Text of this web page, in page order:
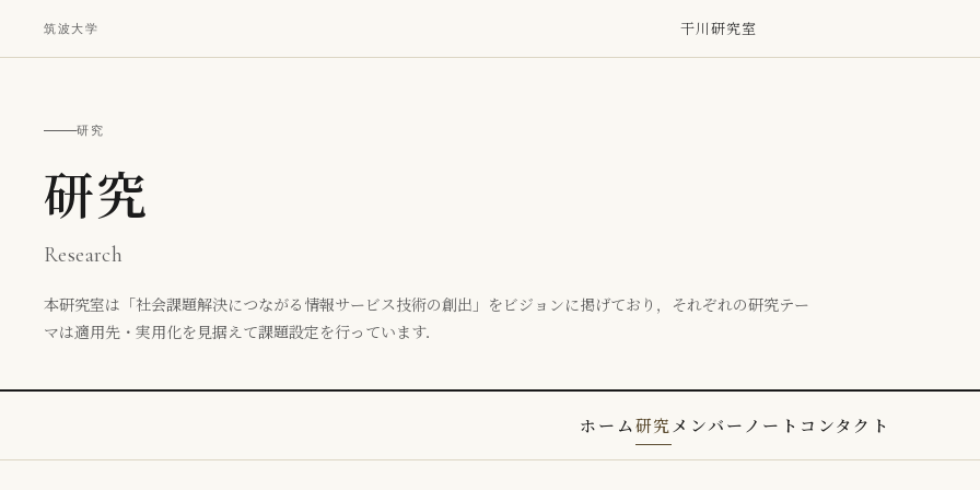
筑波大学 干川研究室
研究
研究
Research
本研究室は「社会課題解決につながる情報サービス技術の創出」をビジョンに掲げており，それぞれの研究テー
マは適用先・実用化を見据えて課題設定を行っています．
ホーム研究 メンバー ノート コンタクト